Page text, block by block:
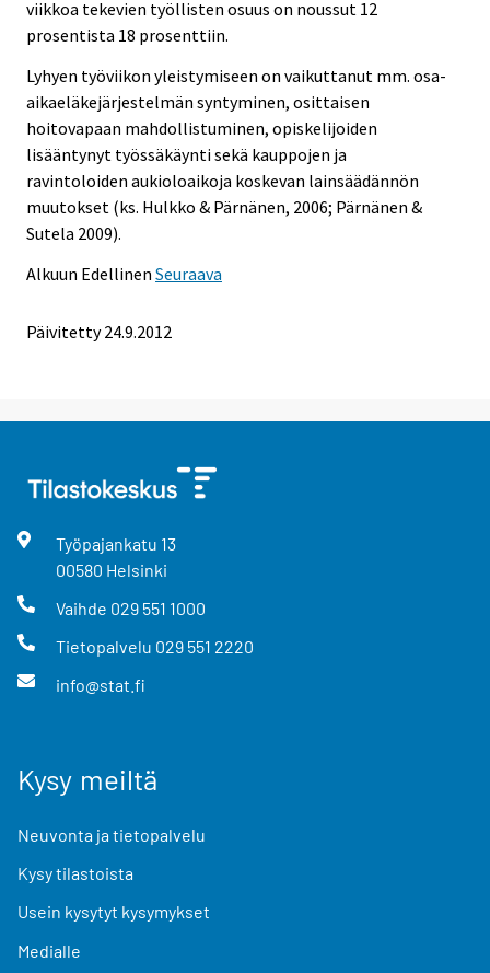
viikkoa tekevien työllisten osuus on noussut 12
prosentista 18 prosenttiin.
Lyhyen työviikon yleistymiseen on vaikuttanut mm. osa-
aikaeläkejärjestelmän syntyminen, osittaisen
hoitovapaan mahdollistuminen, opiskelijoiden
lisääntynyt työssäkäynti sekä kauppojen ja
ravintoloiden aukioloaikoja koskevan lainsäädännön
muutokset (ks. Hulkko & Pärnänen, 2006; Pärnänen &
Sutela 2009).
Alkuun Edellinen Seuraava
Päivitetty 24.9.2012
Työpajankatu 13
00580 Helsinki
Vaihde 029 551 1000
Tietopalvelu 029 551 2220
info@stat.fi
Kysy meiltä
Neuvonta ja tietopalvelu
Kysy tilastoista
Usein kysytyt kysymykset
Medialle